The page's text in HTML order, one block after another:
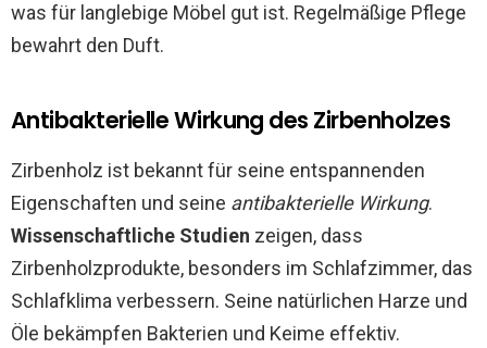
was für langlebige Möbel gut ist. Regelmäßige Pflege
bewahrt den Duft.
Antibakterielle Wirkung des Zirbenholzes
Zirbenholz ist bekannt für seine entspannenden
Eigenschaften und seine antibakterielle Wirkung.
Wissenschaftliche Studien zeigen, dass
Zirbenholzprodukte, besonders im Schlafzimmer, das
Schlafklima verbessern. Seine natürlichen Harze und
Öle bekämpfen Bakterien und Keime effektiv.